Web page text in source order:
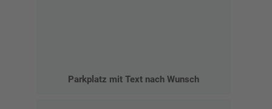
Parkplatz mit Text nach Wunsch